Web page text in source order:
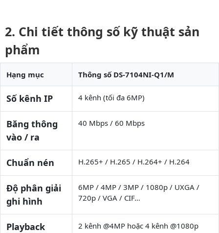
Chi tiết thông số kỹ thuật sản
phẩm
Hạng mục Thông số DS-7104NI-Q1/M
Số kênh IP 4 kênh (tối đa 6MP)
Băng thông
vào / ra
40 Mbps / 60 Mbps
Chuẩn nén H.265+ / H.265 / H.264+ / H.264
Độ phân giải
ghi hình
6MP / 4MP / 3MP / 1080p / UXGA /
720p / VGA / CIF…
Playback 2 kênh @4MP hoặc 4 kênh @1080p